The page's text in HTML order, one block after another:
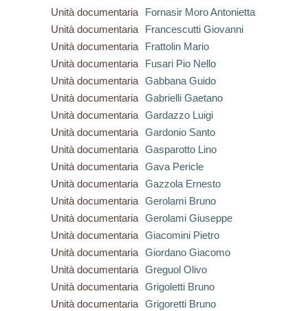
Unità documentaria
Fornasir Moro Antonietta
Unità documentaria
Francescutti Giovanni
Unità documentaria
Frattolin Mario
Unità documentaria
Fusari Pio Nello
Unità documentaria
Gabbana Guido
Unità documentaria
Gabrielli Gaetano
Unità documentaria
Gardazzo Luigi
Unità documentaria
Gardonio Santo
Unità documentaria
Gasparotto Lino
Unità documentaria
Gava Pericle
Unità documentaria
Gazzola Ernesto
Unità documentaria
Gerolami Bruno
Unità documentaria
Gerolami Giuseppe
Unità documentaria
Giacomini Pietro
Unità documentaria
Giordano Giacomo
Unità documentaria
Greguol Olivo
Unità documentaria
Grigoletti Bruno
Unità documentaria
Grigoretti Bruno